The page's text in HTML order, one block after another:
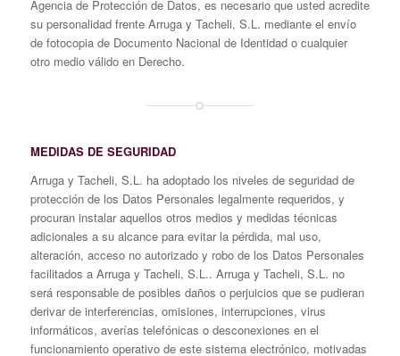
Agencia de Protección de Datos, es necesario que usted acredite
su personalidad frente Arruga y Tacheli, S.L. mediante el envío
de fotocopia de Documento Nacional de Identidad o cualquier
otro medio válido en Derecho.
MEDIDAS DE SEGURIDAD
Arruga y Tacheli, S.L. ha adoptado los niveles de seguridad de
protección de los Datos Personales legalmente requeridos, y
procuran instalar aquellos otros medios y medidas técnicas
adicionales a su alcance para evitar la pérdida, mal uso,
alteración, acceso no autorizado y robo de los Datos Personales
facilitados a Arruga y Tacheli, S.L.. Arruga y Tacheli, S.L. no
será responsable de posibles daños o perjuicios que se pudieran
derivar de interferencias, omisiones, interrupciones, virus
informáticos, averías telefónicas o desconexiones en el
funcionamiento operativo de este sistema electrónico, motivadas